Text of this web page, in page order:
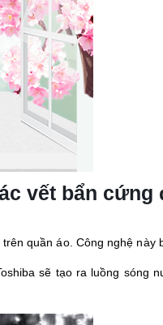
vết bẩn cứng
quần áo. Công nghệ này
sẽ tạo ra luồng sóng